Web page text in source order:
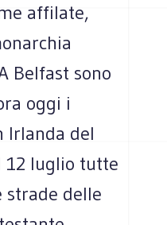
affilate,
Belfast sono
oggi i
Irlanda del
12 luglio tutte
strade delle